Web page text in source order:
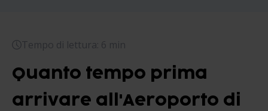
Tempo di lettura: 6 min
Quanto tempo prima
arrivare all'Aeroporto di